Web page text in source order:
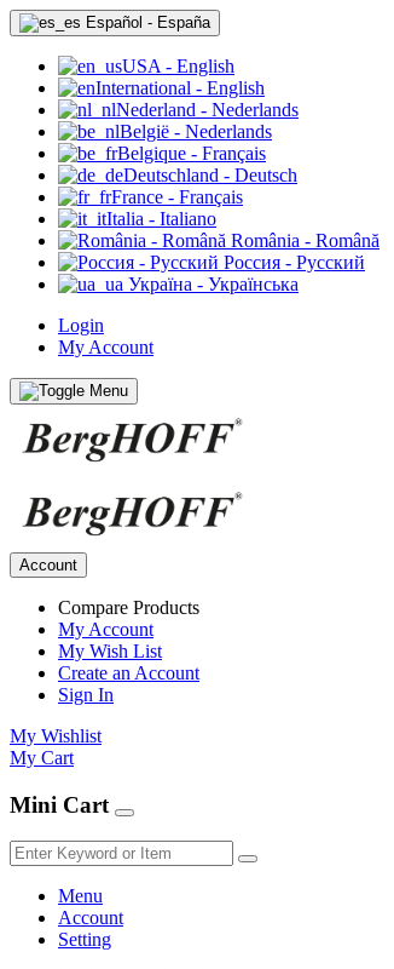
Español - España
USA - English
International - English
Nederland - Nederlands
België - Nederlands
Belgique - Français
Deutschland - Deutsch
France - Français
Italia - Italiano
România - Română
Россия - Pyccкий
Україна - Українська
Login
My Account
Account
Compare Products
My Account
My Wish List
Create an Account
Sign In
My Wishlist
My Cart
Mini Cart
Menu
Account
Setting